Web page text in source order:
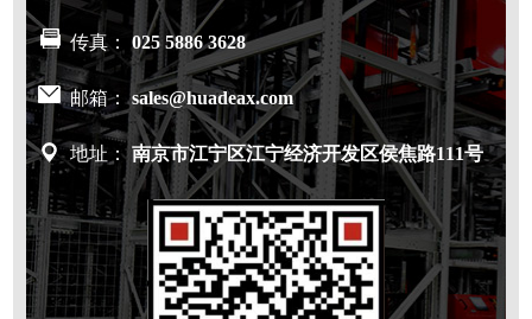
传真： 025 5886 3628
邮箱：sales@huadeax.com
地址： 南京市江宁区江宁经济开发区侯焦路111号